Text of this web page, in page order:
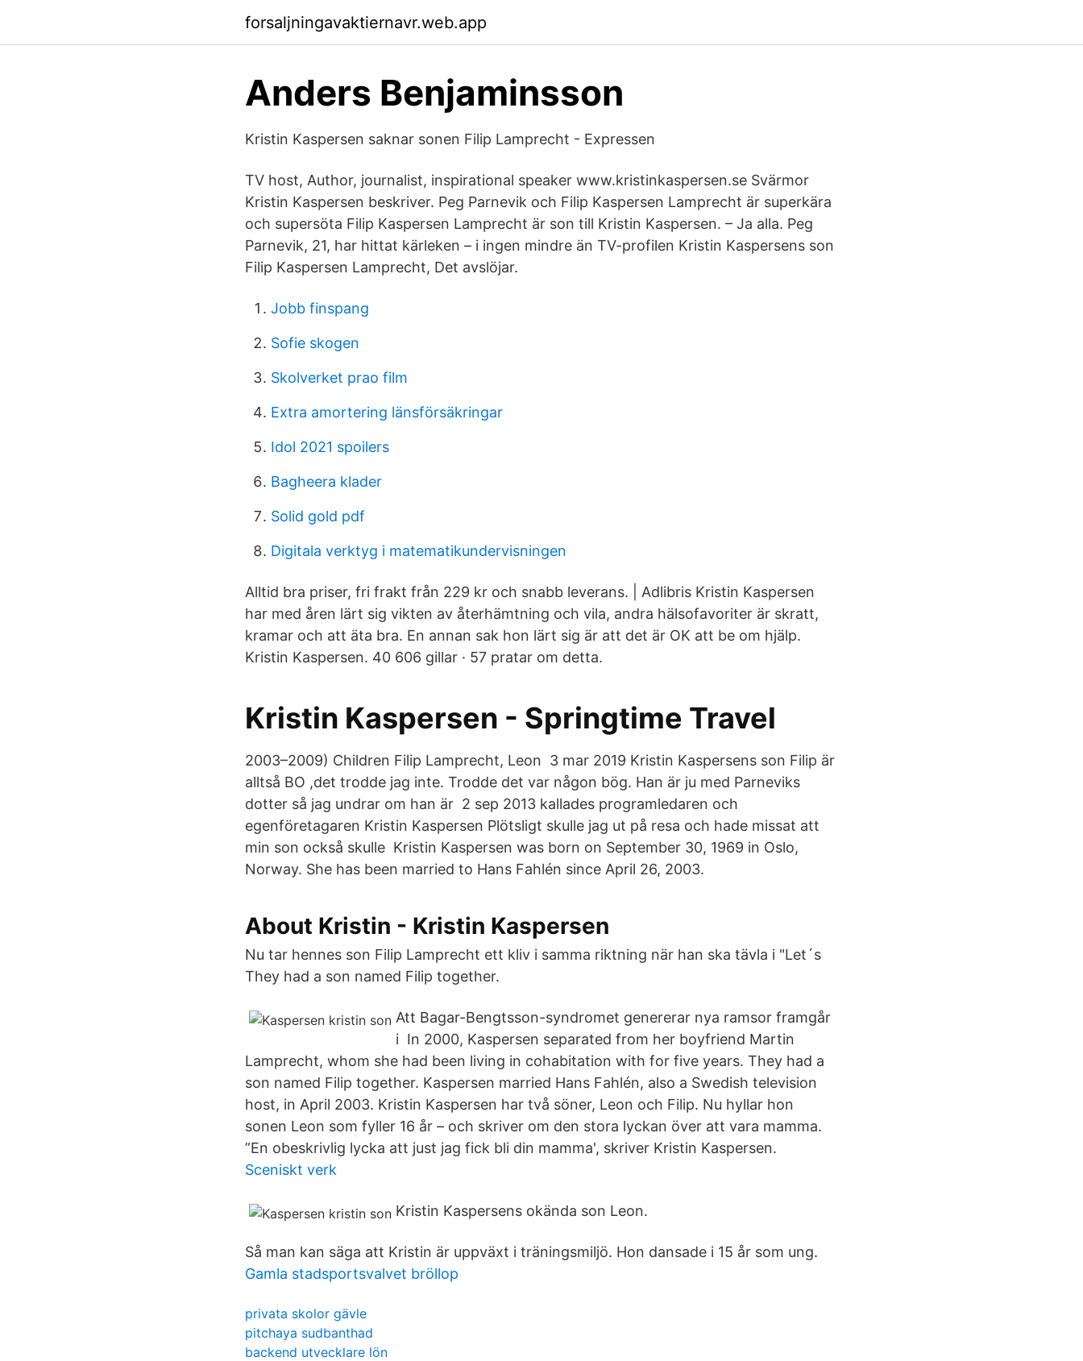
forsaljningavaktiernavr.web.app
Anders Benjaminsson
Kristin Kaspersen saknar sonen Filip Lamprecht - Expressen
TV host, Author, journalist, inspirational speaker www.kristinkaspersen.se Svärmor
Kristin Kaspersen beskriver. Peg Parnevik och Filip Kaspersen Lamprecht är superkära
och supersöta Filip Kaspersen Lamprecht är son till Kristin Kaspersen. – Ja alla. Peg
Parnevik, 21, har hittat kärleken – i ingen mindre än TV-profilen Kristin Kaspersens son
Filip Kaspersen Lamprecht, Det avslöjar.
Jobb finspang
Sofie skogen
Skolverket prao film
Extra amortering länsförsäkringar
Idol 2021 spoilers
Bagheera klader
Solid gold pdf
Digitala verktyg i matematikundervisningen
Alltid bra priser, fri frakt från 229 kr och snabb leverans. | Adlibris Kristin Kaspersen
har med åren lärt sig vikten av återhämtning och vila, andra hälsofavoriter är skratt,
kramar och att äta bra. En annan sak hon lärt sig är att det är OK att be om hjälp.
Kristin Kaspersen. 40 606 gillar · 57 pratar om detta.
Kristin Kaspersen - Springtime Travel
2003–2009) Children Filip Lamprecht, Leon 3 mar 2019 Kristin Kaspersens son Filip är
alltså BO ,det trodde jag inte. Trodde det var någon bög. Han är ju med Parneviks
dotter så jag undrar om han är 2 sep 2013 kallades programledaren och
egenföretagaren Kristin Kaspersen Plötsligt skulle jag ut på resa och hade missat att
min son också skulle Kristin Kaspersen was born on September 30, 1969 in Oslo,
Norway. She has been married to Hans Fahlén since April 26, 2003.
About Kristin - Kristin Kaspersen
Nu tar hennes son Filip Lamprecht ett kliv i samma riktning när han ska tävla i "Let´s
They had a son named Filip together.
Att Bagar-Bengtsson-syndromet genererar nya ramsor framgår
i In 2000, Kaspersen separated from her boyfriend Martin
Lamprecht, whom she had been living in cohabitation with for five years. They had a
son named Filip together. Kaspersen married Hans Fahlén, also a Swedish television
host, in April 2003. Kristin Kaspersen har två söner, Leon och Filip. Nu hyllar hon
sonen Leon som fyller 16 år – och skriver om den stora lyckan över att vara mamma.
”En obeskrivlig lycka att just jag fick bli din mamma', skriver Kristin Kaspersen.
Sceniskt verk
Kristin Kaspersens okända son Leon.
Så man kan säga att Kristin är uppväxt i träningsmiljö. Hon dansade i 15 år som ung.
Gamla stadsportsvalvet bröllop
privata skolor gävle
pitchaya sudbanthad
backend utvecklare lön